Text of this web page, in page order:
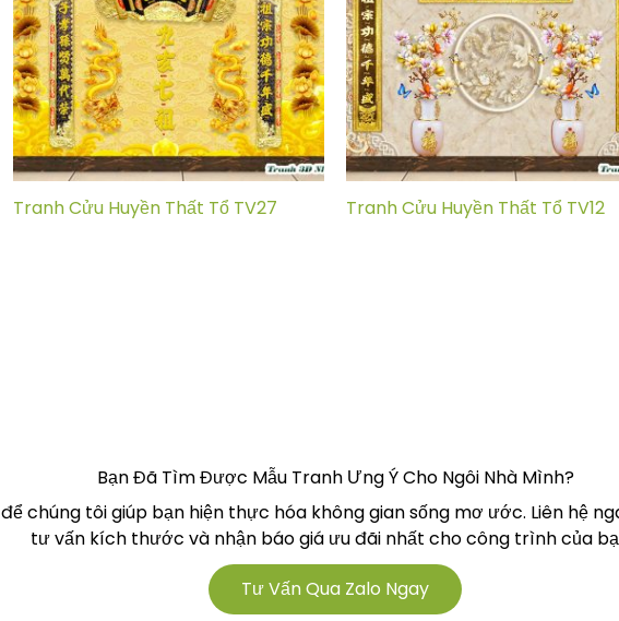
Tranh Cửu Huyền Thất Tổ TV27 Tranh Cửu Huyền Thất Tổ TV12
Bạn Đã Tìm Được Mẫu Tranh Ưng Ý Cho Ngôi Nhà Mình?
để chúng tôi giúp bạn hiện thực hóa không gian sống mơ ước. Liên hệ
tư vấn kích thước và nhận báo giá ưu đãi nhất cho công trình của
Tư Vấn Qua Zalo Ngay